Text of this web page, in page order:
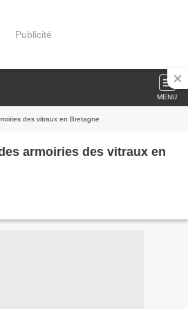
Publicité
MENU
des vitraux en Bretagne
armoiries des vitraux en